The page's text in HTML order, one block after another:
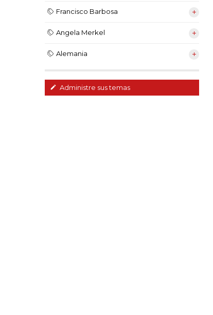
Francisco Barbosa
Angela Merkel
Alemania
Administre sus temas